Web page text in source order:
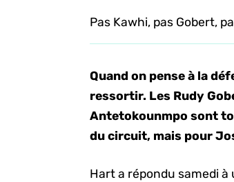
Pas Kawhi, pas Gobert,
Quand on pense à la
ressortir. Les Rudy
Antetokounmpo sont
du circuit, mais pour
Hart a répondu samedi à